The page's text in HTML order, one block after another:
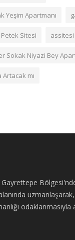
Yeşim Apartmanı
Sitesi assitesi
Sokak Niyazi Bey
mı
odaklanmasıyla